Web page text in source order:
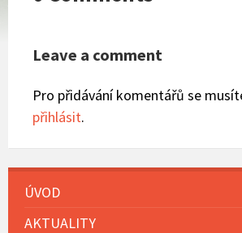
Leave a comment
Pro přidávání komentářů se
přihlásit.
ÚVOD
AKTUALITY